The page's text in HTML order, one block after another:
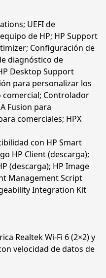
UEFI de
de HP; HP Support
Configuración de
diagnóstico de
Desktop Support
para personalizar los
Controlador
Fusion para
comerciales; HPX
con HP Smart
HP Client (descarga);
(descarga); HP Image
Management Script
Integration Kit
Realtek Wi-Fi 6 (2×2) y
velocidad de datos de